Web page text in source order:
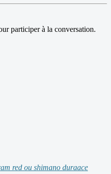
participer à la conversation.
red ou shimano duraace